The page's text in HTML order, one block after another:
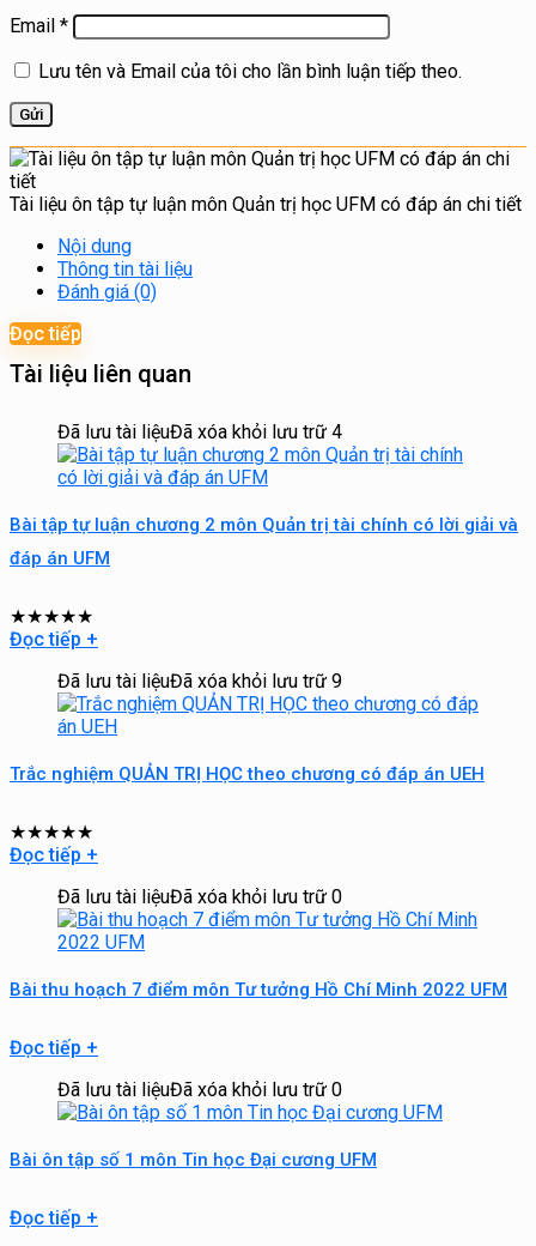
Email *
Lưu tên và Email của tôi cho lần bình luận tiếp theo.
Tài liệu ôn tập tự luận môn Quản trị học UFM có đáp án chi tiết
Nội dung
Thông tin tài liệu
Đánh giá (0)
Đọc tiếp
Tài liệu liên quan
Đã lưu tài liệuĐã xóa khỏi lưu trữ 4
Bài tập tự luận chương 2 môn Quản trị tài chính có lời giải và
đáp án UFM
★★★★★
Đọc tiếp +
Đã lưu tài liệuĐã xóa khỏi lưu trữ 9
Trắc nghiệm QUẢN TRỊ HỌC theo chương có đáp án UEH
★★★★★
Đọc tiếp +
Đã lưu tài liệuĐã xóa khỏi lưu trữ 0
Bài thu hoạch 7 điểm môn Tư tưởng Hồ Chí Minh 2022 UFM
Đọc tiếp +
Đã lưu tài liệuĐã xóa khỏi lưu trữ 0
Bài ôn tập số 1 môn Tin học Đại cương UFM
Đọc tiếp +